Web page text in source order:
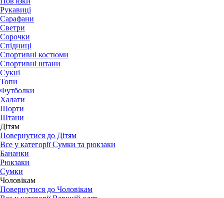
Рукавиці
Сарафани
Светри
Сорочки
Спідниці
Спортивні костюми
Спортивні штани
Сукні
Топи
Футболки
Халати
Шорти
Штани
Дітям
Повернутися до Дітям
Все у категорії Сумки та рюкзаки
Бананки
Рюкзаки
Сумки
Чоловікам
Повернутися до Чоловікам